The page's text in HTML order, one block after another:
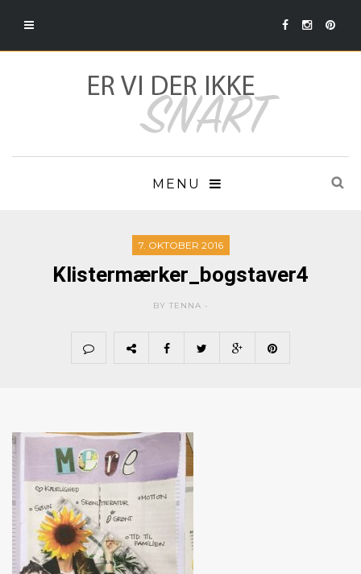
MENU
7. OKTOBER 2016
Klistermærker_bogstaver4
BY TENNA -